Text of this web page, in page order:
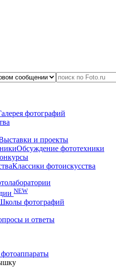
фотографий
и проекты
Обсуждение фототехники
Классики фотоискусства
NEW
фотографий
и ответы